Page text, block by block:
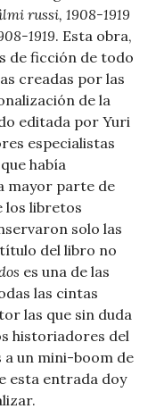
russi, 1908-1919
1919. Esta obra,
de ficción de todo
creadas por las
de la
editada por Yuri
especialistas
había
mayor parte de
los libretos
solo las
del libro no
es una de las
las cintas
las que sin duda
historiadores del
a un mini-boom de
esta entrada doy